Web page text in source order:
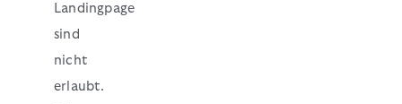
Landingpage
sind
nicht
erlaubt.